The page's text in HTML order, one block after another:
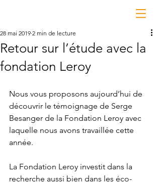
Retour sur l’étude avec la
fondation Leroy
28 mai 2019 2 min de lecture
Nous vous proposons aujourd’hui de
découvrir le témoignage de Serge
Besanger de la Fondation Leroy avec
laquelle nous avons travaillée cette
année.
La Fondation Leroy investit dans la
recherche aussi bien dans les éco-